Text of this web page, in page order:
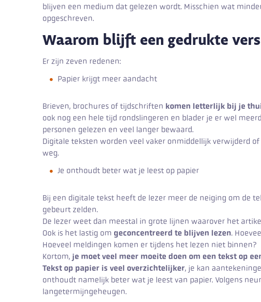
blijven een medium dat gelezen wordt. Misschien wat
opgeschreven.
Waarom blijft een gedrukte
Er zijn zeven redenen:
Papier krijgt meer aandacht
Brieven, brochures of tijdschriften komen letterlijk bij je
ook nog een hele tijd rondslingeren en blader je er wel
personen gelezen en veel langer bewaard.
Digitale teksten worden veel vaker onmiddellijk verwijderd
weg.
Je onthoudt beter wat je leest op papier
Bij een digitale tekst heeft de lezer meer de neiging om de
gebeurt zelden.
De lezer weet dan meestal in grote lijnen waarover het
Ook is het lastig om geconcentreerd te blijven lezen.
Hoeveel meldingen komen er tijdens het lezen niet binnen?
Kortom, je moet veel meer moeite doen om een tekst op
Tekst op papier is veel overzichtelijker, je kan
onthoudt namelijk beter wat je leest van papier. Volgens
langetermijngeheugen.